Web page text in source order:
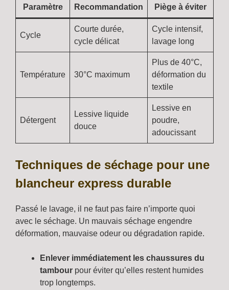
Paramètre Recommandation Piège à éviter
Cycle
Courte durée,
cycle délicat
Cycle intensif,
lavage long
Température 30°C maximum
Plus de 40°C,
déformation du
textile
Détergent
Lessive liquide
douce
Lessive en
poudre,
adoucissant
Techniques de séchage pour une
blancheur express durable
Passé le lavage, il ne faut pas faire n’importe quoi
avec le séchage. Un mauvais séchage engendre
déformation, mauvaise odeur ou dégradation rapide.
Enlever immédiatement les chaussures du
tambour pour éviter qu’elles restent humides
trop longtemps.